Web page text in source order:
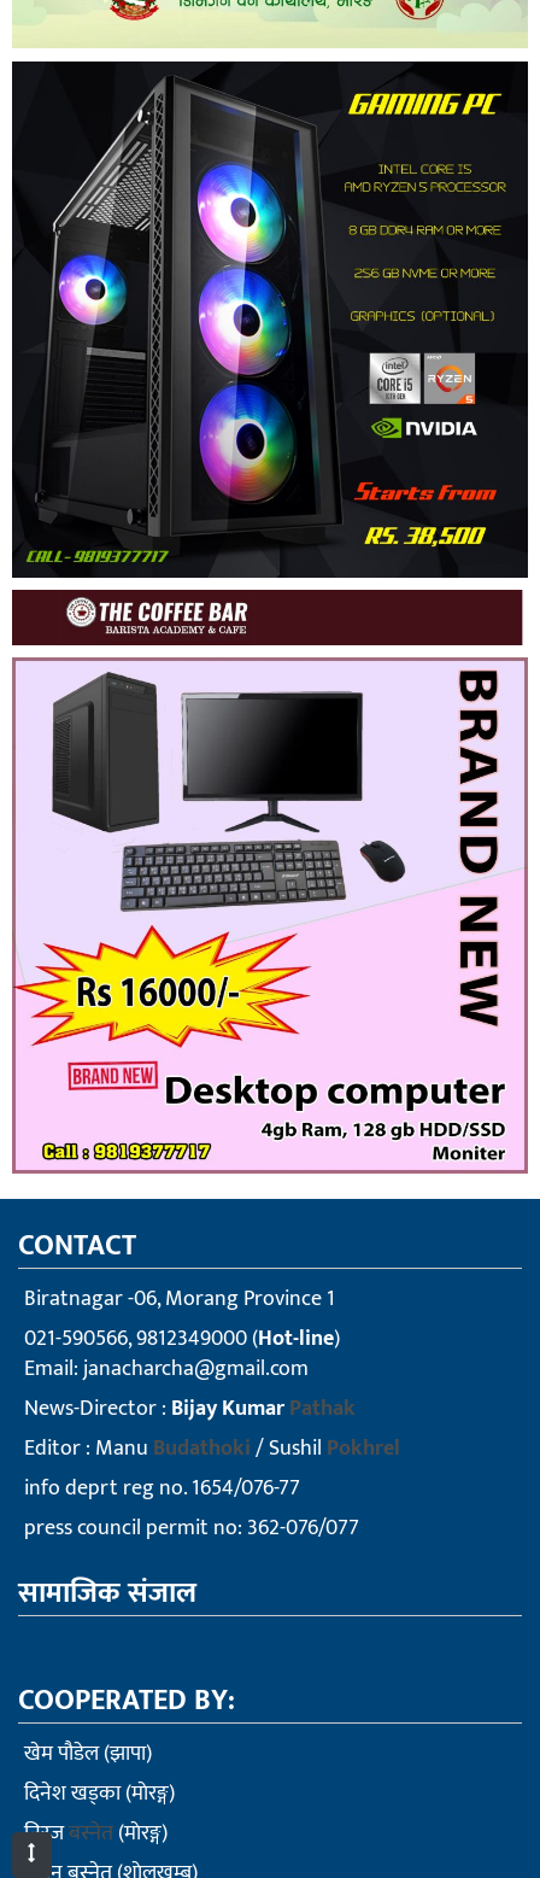
CONTACT
Biratnagar -06, Morang Province 1
021-590566, 9812349000 (Hot-line)
Email:janacharcha@gmail.com
News-Director : Bijay KumarPathak
Editor : Manu Budathoki/ Sushil Pokhrel
info deprt reg no. 1654/076-77
press council permit no: 362-076/077
सामाजिक संजाल
COOPERATED BY:
खेम पौडेल (झापा)
दिनेश खड्का (माेरङ्ग)
निरजबस्नेत(माेरङ्ग)